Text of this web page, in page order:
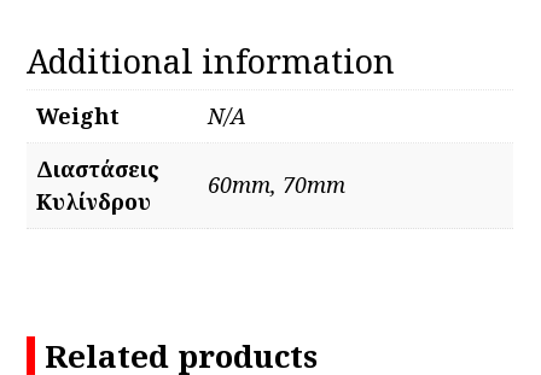
Additional information
Weight
N/A
Διαστάσεις
Κυλίνδρου
60mm, 70mm
Related products